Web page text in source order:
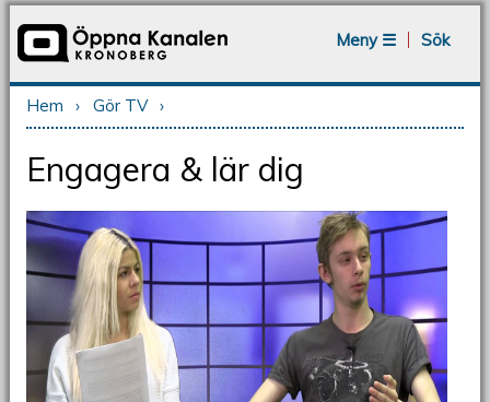
Meny ☰
Sök
Du är här
Hem › Gör TV ›
Engagera & lär dig